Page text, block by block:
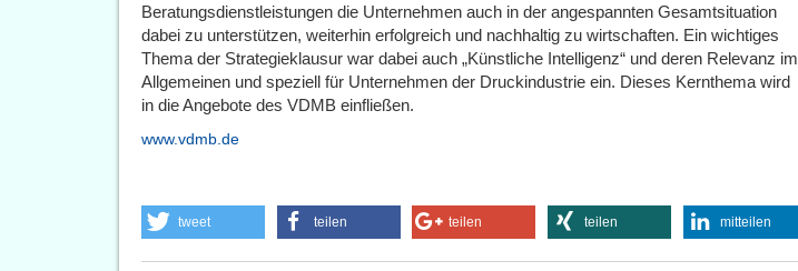
Beratungsdienstleistungen die Unternehmen auch in der angespannten Gesamtsituation
dabei zu unterstützen, weiterhin erfolgreich und nachhaltig zu wirtschaften. Ein wichtiges
Thema der Strategieklausur war dabei auch „Künstliche Intelligenz“ und deren Relevanz im
Allgemeinen und speziell für Unternehmen der Druckindustrie ein. Dieses Kernthema wird
in die Angebote des VDMB einfließen.
www.vdmb.de
tweet teilen teilen teilen mitteilen